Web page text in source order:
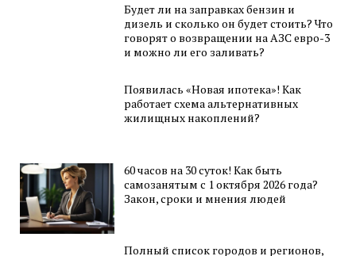
Будет ли на заправках бензин и
дизель и сколько он будет стоить? Что
говорят о возвращении на АЗС евро-3
и можно ли его заливать?
Появилась «Новая ипотека»! Как
работает схема альтернативных
жилищных накоплений?
60 часов на 30 суток! Как быть
самозанятым с 1 октября 2026 года?
Закон, сроки и мнения людей
Полный список городов и регионов,